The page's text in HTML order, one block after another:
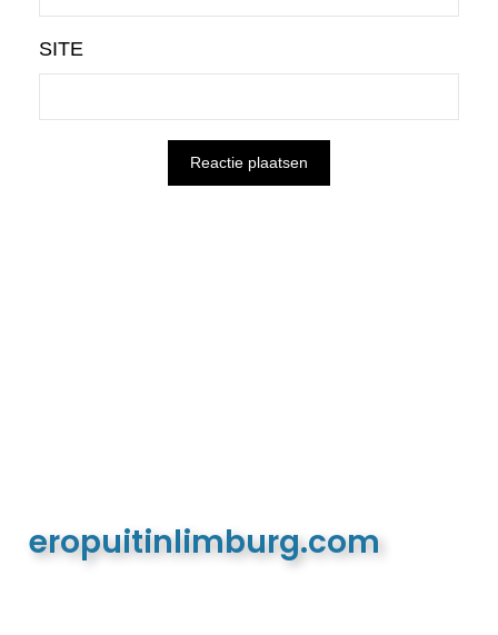
SITE
eropuitinlimburg.com